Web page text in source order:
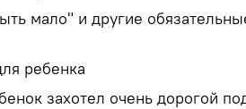
мало" и другие
ребенка
захотел очень дорогой